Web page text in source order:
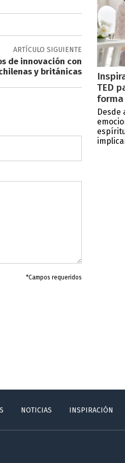
ARTÍCULO SIGUIENTE
de innovación con
y británicas
*Campos requeridos
TED
Desde
NOTICIAS INSPIRACIÓN